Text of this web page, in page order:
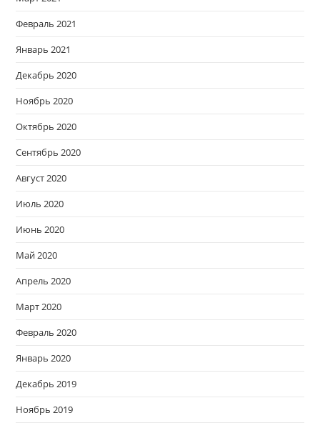
Февраль 2021
Январь 2021
Декабрь 2020
Ноябрь 2020
Октябрь 2020
Сентябрь 2020
Август 2020
Июль 2020
Июнь 2020
Май 2020
Апрель 2020
Март 2020
Февраль 2020
Январь 2020
Декабрь 2019
Ноябрь 2019